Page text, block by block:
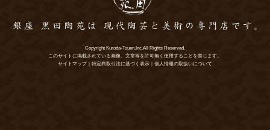
Copyright Kuroda-Touen,Inc.All Rights Reserved.
このサイトに掲載されている画像、文章等を許可無く使用することを禁じます。
サイトマップ
特定商取引法に基づく表示 個人情報の取扱いについて